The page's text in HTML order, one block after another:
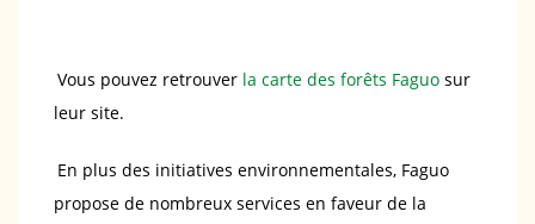
Vous pouvez retrouver la carte des forêts Faguosur
leur site.
En plus des initiatives environnementales, Faguo
propose de nombreux services en faveur de la